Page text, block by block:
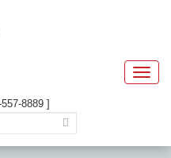
Toggle
8889 ]